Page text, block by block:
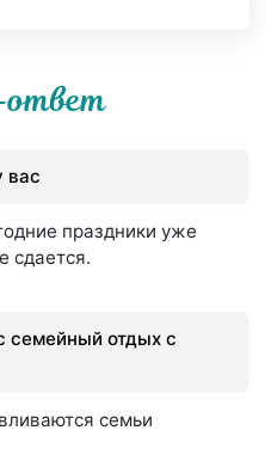
ответ
вас
праздники уже
сдается.
семейный отдых с
семьи